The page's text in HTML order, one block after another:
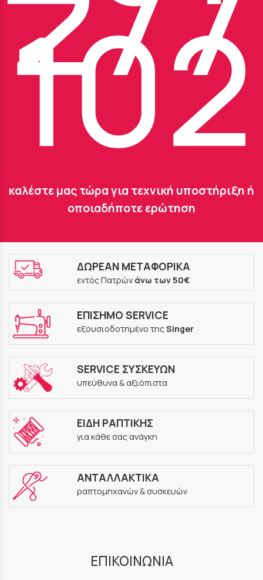
102
καλέστε μας τώρα για τεχνική υποστήριξη ή
οποιαδήποτε ερώτηση
ΔΩΡΕΑΝ ΜΕΤΑΦΟΡΙΚΑ
εντός Πατρών άνω των 50€
ΕΠΙΣΗΜΟ SERVICE
εξουσιοδοτημένο τηςSinger
SERVICE ΣΥΣΚΕΥΩΝ
υπεύθυνα & αξιόπιστα
ΕΙΔΗ ΡΑΠΤΙΚΗΣ
για κάθε σας ανάγκη
ΑΝΤΑΛΛΑΚΤΙΚΑ
ραπτομηχανών & συσκευών
ΕΠΙΚΟΙΝΩΝΙΑ